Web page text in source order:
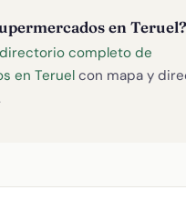
en Teruel?
directorio completo de
en Teruel con mapa y